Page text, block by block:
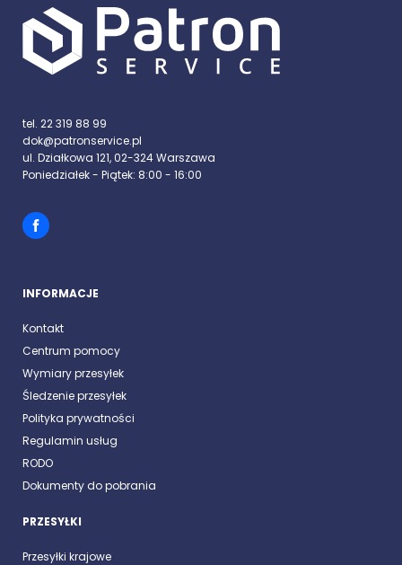
tel. 22 319 88 99
dok@patronservice.pl
ul. Działkowa 121, 02-324 Warszawa
Poniedziałek - Piątek: 8:00 - 16:00
INFORMACJE
Kontakt
Centrum pomocy
Wymiary przesyłek
Śledzenie przesyłek
Polityka prywatności
Regulamin usług
RODO
Dokumenty do pobrania
PRZESYŁKI
Przesyłki krajowe